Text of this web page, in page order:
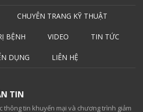
CHUYÊN TRANG KỸ THUẬT
BỆNH VIDEO TIN TỨC
DỤNG LIÊN HỆ
TIN
thông tin khuyến mại và chương trình giảm